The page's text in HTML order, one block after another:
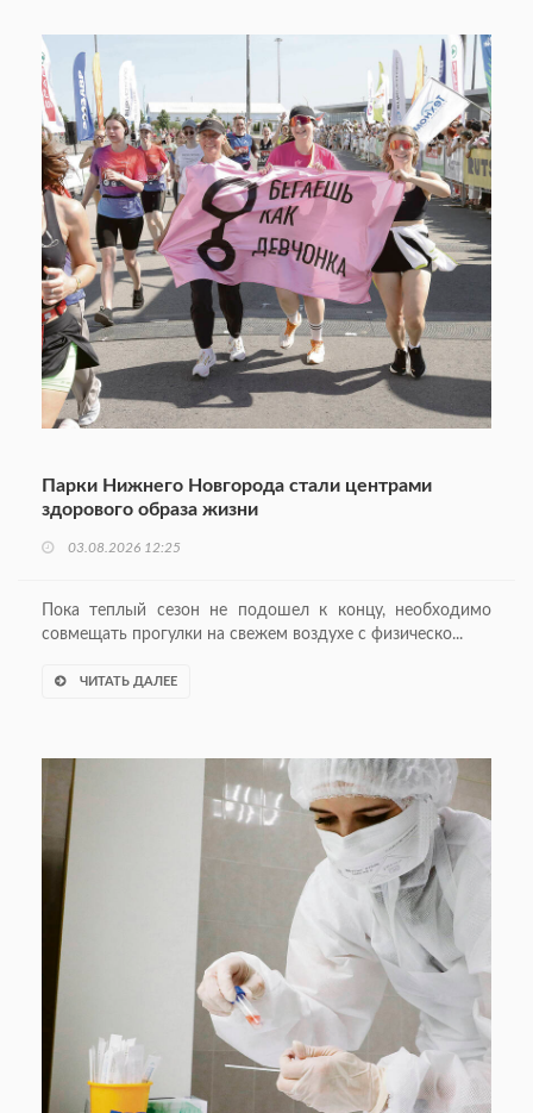
Парки Нижнего Новгорода стали центрами
здорового образа жизни
03.08.2026 12:25
Пока теплый сезон не подошел к концу, необходимо
совмещать прогулки на свежем воздухе с физическо...
ЧИТАТЬ ДАЛЕЕ